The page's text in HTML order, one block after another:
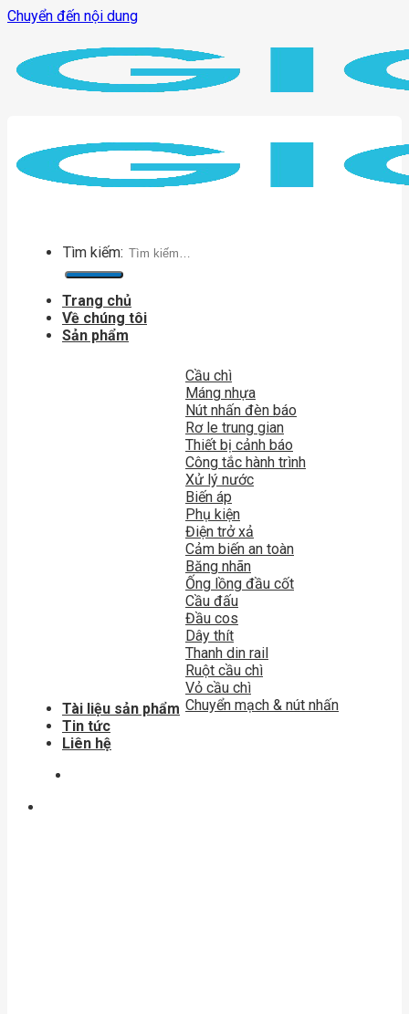
Chuyển đến nội dung
Tìm kiếm:
Trang chủ
Về chúng tôi
Sản phẩm
Cầu chì
Máng nhựa
Nút nhấn đèn báo
Rơ le trung gian
Thiết bị cảnh báo
Công tắc hành trình
Xử lý nước
Biến áp
Phụ kiện
Điện trở xả
Cảm biến an toàn
Băng nhãn
Ống lồng đầu cốt
Cầu đấu
Đầu cos
Dây thít
Thanh din rail
Ruột cầu chì
Vỏ cầu chì
Chuyển mạch & nút nhấn
Tài liệu sản phẩm
Tin tức
Liên hệ